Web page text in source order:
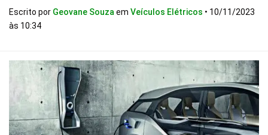
Escrito por Geovane Souza em Veículos Elétricos • 10/11/2023
às 10:34